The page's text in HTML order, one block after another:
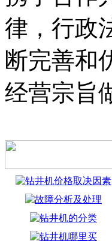
律，行政
断完善和
经营宗旨